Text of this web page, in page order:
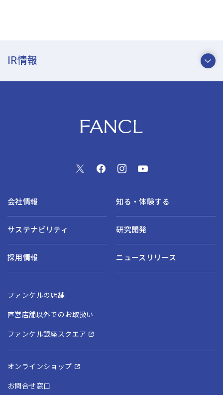
IR情報
会社情報 知る・体験する
サステナビリティ 研究開発
採用情報 ニュースリリース
ファンケルの店舗
直営店舗以外でのお取扱い
ファンケル銀座スクエア
オンラインショップ
お問合せ窓口